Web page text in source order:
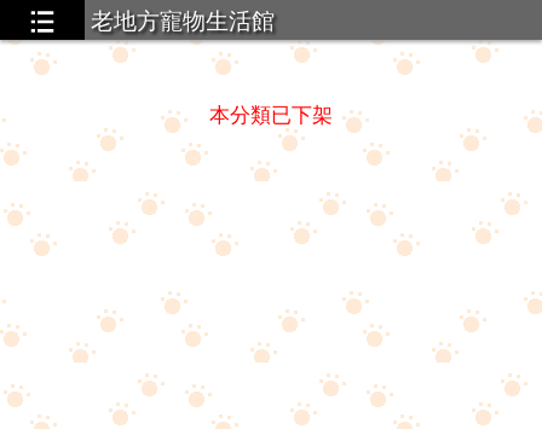
老地方寵物生活館
本分類已下架